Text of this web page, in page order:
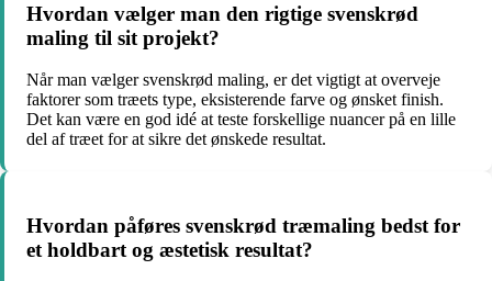
Hvordan vælger man den rigtige svenskrød
maling til sit projekt?
Når man vælger svenskrød maling, er det vigtigt at overveje
faktorer som træets type, eksisterende farve og ønsket finish.
Det kan være en god idé at teste forskellige nuancer på en lille
del af træet for at sikre det ønskede resultat.
Hvordan påføres svenskrød træmaling bedst for
et holdbart og æstetisk resultat?